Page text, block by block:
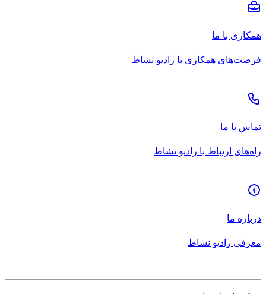
همکاری با ما
فرصت‌های همکاری با رادیو نشاط
تماس با ما
راه‌های ارتباط با رادیو نشاط
درباره ما
معرفی رادیو نشاط